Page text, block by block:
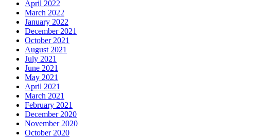
April 2022
March 2022
January 2022
December 2021
October 2021
August 2021
July 2021
June 2021
May 2021
April 2021
March 2021
February 2021
December 2020
November 2020
October 2020